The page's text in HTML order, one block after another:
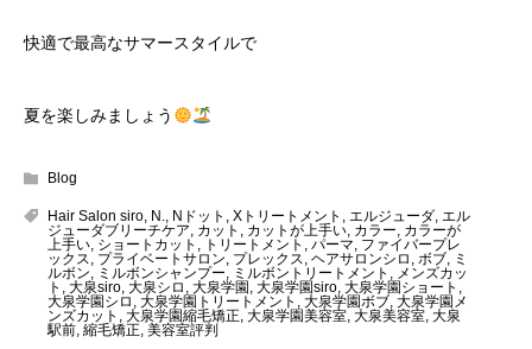
快適で最高なサマースタイルで
夏を楽しみましょう
Blog
Hair Salon siro, N., Nドット , Xトリートメント , エルジューダ, エル
ジューダブリーチケア, カット , カットが上手い, カラー, カラーが
上手い, ショートカット , トリートメント , パーマ, ファイバープレ
ックス, プライベートサロン, プレックス, ヘアサロンシロ , ボブ, ミ
ルボン, ミルボンシャンプー, ミルボントリートメント , メンズカッ
ト , 大泉siro, 大泉シロ , 大泉学園 , 大泉学園siro, 大泉学園ショート ,
大泉学園シロ , 大泉学園トリートメント , 大泉学園ボブ, 大泉学園メ
ンズカット , 大泉学園縮毛矯正, 大泉学園美容室, 大泉美容室, 大泉
駅前, 縮毛矯正, 美容室評判